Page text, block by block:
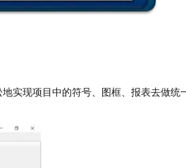
实现项目中的符号、图框、报表去做统